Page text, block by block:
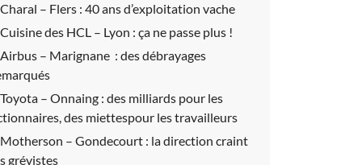
Charal – Flers : 40 ans d’exploitation vache
Cuisine des HCL – Lyon : ça ne passe plus !
Airbus – Marignane : des débrayages
Toyota – Onnaing : des milliards pour les
des miettespour les travailleurs
Motherson – Gondecourt : la direction craint
grévistes